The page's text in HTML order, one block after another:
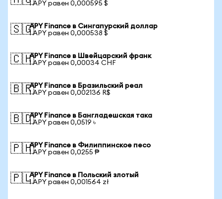
1 APY равен 0,000595 $
🇸🇬APY Finance в Сингапурский доллар
1 APY равен 0,000538 $
🇨🇭APY Finance в Швейцарский франк
1 APY равен 0,00034 CHF
🇧🇷APY Finance в Бразильский реал
1 APY равен 0,002136 R$
🇧🇩APY Finance в Бангладешская така
1 APY равен 0,0519 ৳
🇵🇭APY Finance в Филиппинское песо
1 APY равен 0,0255 ₱
🇵🇱APY Finance в Польский злотый
1 APY равен 0,001564 zł